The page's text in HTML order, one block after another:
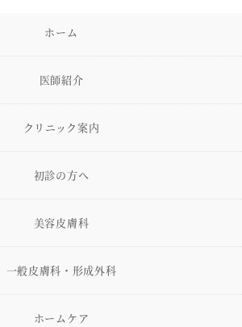
ホーム
医師紹介
クリニック案内
初診の方へ
美容皮膚科
一般皮膚科・形成外科
ホームケア